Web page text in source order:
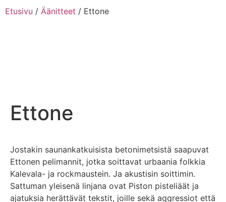
Etusivu / Äänitteet / Ettone
Ettone
Jostakin saunankatkuisista betonimetsistä saapuvat
Ettonen pelimannit, jotka soittavat urbaania folkkia
Kalevala- ja rockmaustein. Ja akustisin soittimin.
Sattuman yleisenä linjana ovat Piston pisteliäät ja
ajatuksia herättävät tekstit, joille sekä aggressiot että